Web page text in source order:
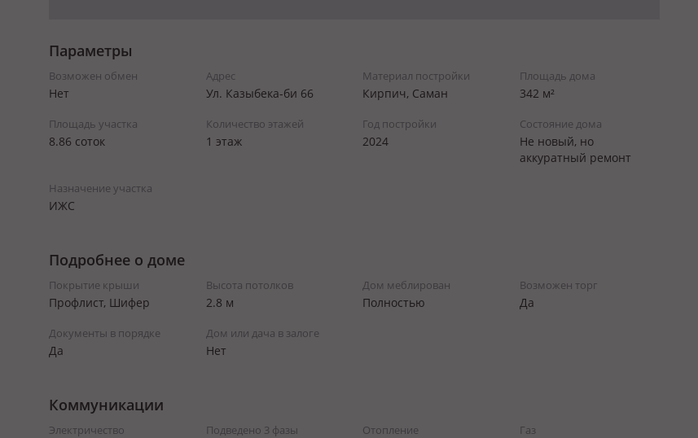
Параметры
Возможен обмен
Нет
Адрес
Ул. Казыбека-би 66
Материал постройки
Кирпич, Саман
Площадь дома
342 м²
Площадь участка
8.86 соток
Количество этажей
1 этаж
Год постройки
2024
Состояние дома
Не новый, но
аккуратный ремонт
Назначение участка
ИЖС
Подробнее о доме
Покрытие крыши
Профлист, Шифер
Высота потолков
2.8 м
Дом меблирован
Полностью
Возможен торг
Да
Документы в порядке
Да
Дом или дача в залоге
Нет
Коммуникации
Электричество Подведено 3 фазы Отопление Газ